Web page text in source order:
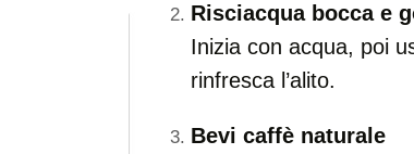
Risciacqua bocca e
Inizia con acqua, poi
rinfresca l’alito.
Bevi caffè naturale